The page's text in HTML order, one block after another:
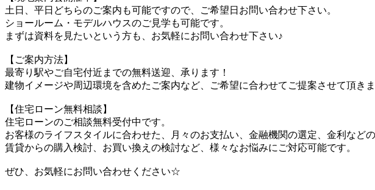
土日、平日どちらのご案内も可能ですので、ご希望日お問い合わせ下さい。
ショールーム・モデルハウスのご見学も可能です。
まずは資料を見たいという方も、お気軽にお問い合わせ下さい♪
【ご案内方法】
最寄り駅やご自宅付近までの無料送迎、承ります！
建物イメージや周辺環境を含めたご案内など、ご希望に合わせてご提案させて頂きま
【住宅ローン無料相談】
住宅ローンのご相談無料受付中です。
お客様のライフスタイルに合わせた、月々のお支払い、金融機関の選定、金利など
賃貸からの購入検討、お買い換えの検討など、様々なお悩みにご対応可能です。
ぜひ、お気軽にお問い合わせください☆